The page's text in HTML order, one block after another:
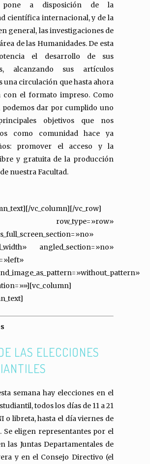
pone a disposición de la
científica internacional, y de la
general, las investigaciones de
de las Humanidades. De esta
el desarrollo de sus
alcanzando sus artículos
una circulación que hasta ahora
con el formato impreso. Como
podemos dar por cumplido uno
objetivos que nos
como comunidad hace ya
promover el acceso y la
y gratuita de la producción
nuestra Facultad.
vc_column][/vc_row]
row_type=»row»
angled_section=»no»
LAS ELECCIONES
semana hay elecciones en el
todos los días de 11 a 21
o libreta, hasta el día viernes de
Se eligen representantes por el
las Juntas Departamentales de
y en el Consejo Directivo (el